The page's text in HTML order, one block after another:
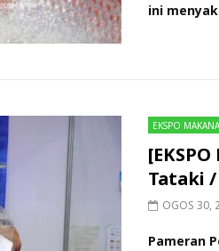
ini
EKSPO
Tataki /
OGOS 30,
Pameran